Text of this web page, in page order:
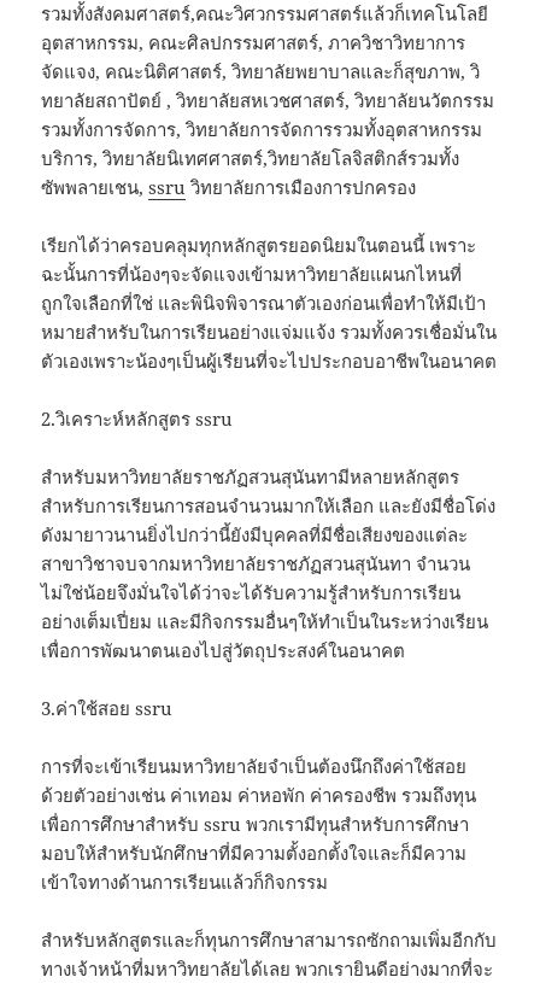
รวมทั้งสังคมศาสตร์,คณะวิศวกรรมศาสตร์แล้วก็เทคโนโลยี
อุตสาหกรรม, คณะศิลปกรรมศาสตร์, ภาควิชาวิทยาการ
จัดแจง, คณะนิติศาสตร์, วิทยาลัยพยาบาลและก็สุขภาพ, วิ
ทยาลัยสถาปัตย์ , วิทยาลัยสหเวชศาสตร์, วิทยาลัยนวัตกรรม
รวมทั้งการจัดการ, วิทยาลัยการจัดการรวมทั้งอุตสาหกรรม
บริการ, วิทยาลัยนิเทศศาสตร์,วิทยาลัยโลจิสติกส์รวมทั้ง
ซัพพลายเชน,ssru วิทยาลัยการเมืองการปกครอง
เรียกได้ว่าครอบคลุมทุกหลักสูตรยอดนิยมในตอนนี้ เพราะ
ฉะนั้นการที่น้องๆจะจัดแจงเข้ามหาวิทยาลัยแผนกไหนที่
ถูกใจเลือกที่ใช่ และพินิจพิจารณาตัวเองก่อนเพื่อทำให้มีเป้า
หมายสำหรับในการเรียนอย่างแจ่มแจ้ง รวมทั้งควรเชื่อมั่นใน
ตัวเองเพราะน้องๆเป็นผู้เรียนที่จะไปประกอบอาชีพในอนาคต
2.วิเคราะห์หลักสูตร ssru
สำหรับมหาวิทยาลัยราชภัฏสวนสุนันทามีหลายหลักสูตร
สำหรับการเรียนการสอนจำนวนมากให้เลือก และยังมีชื่อโด่ง
ดังมายาวนานยิ่งไปกว่านี้ยังมีบุคคลที่มีชื่อเสียงของแต่ละ
สาขาวิชาจบจากมหาวิทยาลัยราชภัฏสวนสุนันทา จำนวน
ไม่ใช่น้อยจึงมั่นใจได้ว่าจะได้รับความรู้สำหรับการเรียน
อย่างเต็มเปี่ยม และมีกิจกรรมอื่นๆให้ทำเป็นในระหว่างเรียน
เพื่อการพัฒนาตนเองไปสู่วัตถุประสงค์ในอนาคต
3.ค่าใช้สอย ssru
การที่จะเข้าเรียนมหาวิทยาลัยจำเป็นต้องนึกถึงค่าใช้สอย
ด้วยตัวอย่างเช่น ค่าเทอม ค่าหอพัก ค่าครองชีพ รวมถึงทุน
เพื่อการศึกษาสำหรับ ssru พวกเรามีทุนสำหรับการศึกษา
มอบให้สำหรับนักศึกษาที่มีความตั้งอกตั้งใจและก็มีความ
เข้าใจทางด้านการเรียนแล้วก็กิจกรรม
สำหรับหลักสูตรและก็ทุนการศึกษาสามารถซักถามเพิ่มอีกกับ
ทางเจ้าหน้าที่มหาวิทยาลัยได้เลย พวกเรายินดีอย่างมากที่จะ